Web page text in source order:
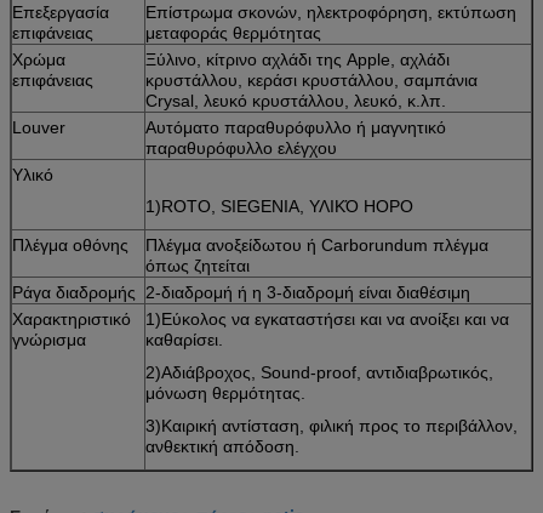
Επεξεργασία
επιφάνειας
Επίστρωμα σκονών, ηλεκτροφόρηση, εκτύπωση
μεταφοράς θερμότητας
Χρώμα
επιφάνειας
Ξύλινο, κίτρινο αχλάδι της Apple, αχλάδι
κρυστάλλου, κεράσι κρυστάλλου, σαμπάνια
Crysal, λευκό κρυστάλλου, λευκό, κ.λπ.
Louver
Αυτόματο παραθυρόφυλλο ή μαγνητικό
παραθυρόφυλλο ελέγχου
Υλικό
1)ROTO, SIEGENIA, ΥΛΙΚΌ HOPO
Πλέγμα οθόνης
Πλέγμα ανοξείδωτου ή Carborundum πλέγμα
όπως ζητείται
Ράγα διαδρομής
2-διαδρομή ή η 3-διαδρομή είναι διαθέσιμη
Χαρακτηριστικό
γνώρισμα
1)Εύκολος να εγκαταστήσει και να ανοίξει και να
καθαρίσει.
2)Αδιάβροχος, Sound-proof, αντιδιαβρωτικός,
μόνωση θερμότητας.
3)Καιρική αντίσταση, φιλική προς το περιβάλλον,
ανθεκτική απόδοση.